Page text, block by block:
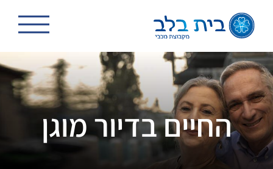
לתוכן
החיים בדיור מוגן